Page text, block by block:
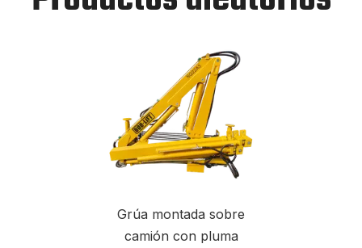
Grúa montada sobre
camión con pluma